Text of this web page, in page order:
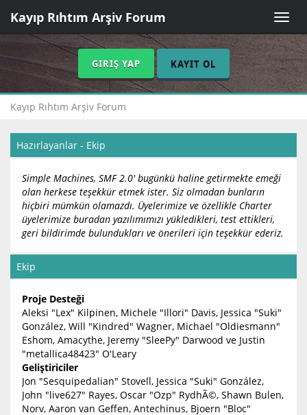
Toggle
Kayıp Rıhtım Arşiv Forum
GIRIŞ YAP KAYIT OL
Kayıp Rıhtım Arşiv Forum
Hazırlayanlar - Ekip
Simple Machines, SMF 2.0' bugünkü haline getirmekte emeği
olan herkese teşekkür etmek ister. Siz olmadan bunların
hiçbiri mümkün olamazdı. Üyelerimize ve özellikle Charter
üyelerimize buradan yazılımımızı yükledikleri, test ettikleri,
geri bildirimde bulundukları ve önerileri için teşekkür ederiz.
Ekip
Proje Desteği
Aleksi "Lex" Kilpinen, Michele "Illori" Davis, Jessica "Suki"
González, Will "Kindred" Wagner, Michael "Oldiesmann"
Eshom, Amacythe, Jeremy "SleePy" Darwood ve Justin
"metallica48423" O'Leary
Geliştiriciler
Jon "Sesquipedalian" Stovell, Jessica "Suki" González,
John "live627" Rayes, Oscar "Ozp" RydhÃ©, Shawn Bulen,
Norv, Aaron van Geffen, Antechinus, Bjoern "Bloc"